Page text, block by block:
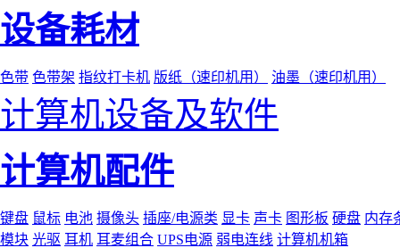
设备耗材
色带 色带架 指纹打卡机 版纸（速印机用） 油墨（速印机用）
计算机设备及软件
计算机配件
键盘 鼠标 电池 摄像头 插座/电源类 显卡 声卡 图形板 硬盘 内存
模块 光驱 耳机 耳麦组合 UPS电源 弱电连线 计算机机箱